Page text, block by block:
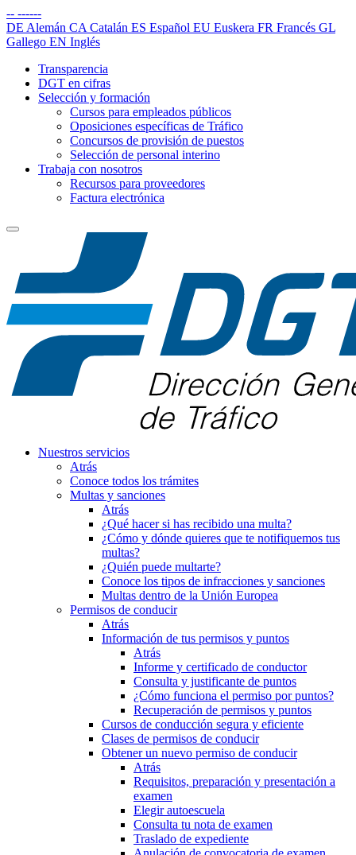
-- ------
DE Alemán CA Catalán ES Español EU Euskera FR Francés GL
Gallego EN Inglés
Transparencia
DGT en cifras
Selección y formación
Cursos para empleados públicos
Oposiciones específicas de Tráfico
Concursos de provisión de puestos
Selección de personal interino
Trabaja con nosotros
Recursos para proveedores
Factura electrónica
Nuestros servicios
Atrás
Conoce todos los trámites
Multas y sanciones
Atrás
¿Qué hacer si has recibido una multa?
¿Cómo y dónde quieres que te notifiquemos tus
multas?
¿Quién puede multarte?
Conoce los tipos de infracciones y sanciones
Multas dentro de la Unión Europea
Permisos de conducir
Atrás
Información de tus permisos y puntos
Atrás
Informe y certificado de conductor
Consulta y justificante de puntos
¿Cómo funciona el permiso por puntos?
Recuperación de permisos y puntos
Cursos de conducción segura y eficiente
Clases de permisos de conducir
Obtener un nuevo permiso de conducir
Atrás
Requisitos, preparación y presentación a
examen
Elegir autoescuela
Consulta tu nota de examen
Traslado de expediente